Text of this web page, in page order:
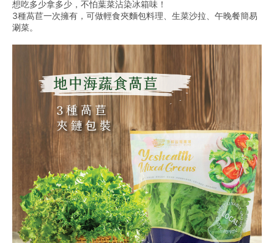
想吃多少拿多少，不怕葉菜沾染冰箱味！
3種萵苣一次擁有，可做輕食夾麵包料理、生菜沙拉、午晚餐簡易
涮菜。